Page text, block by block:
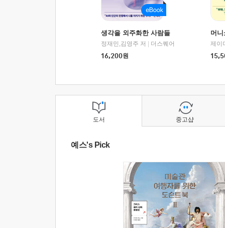
생각을 외주화한 사람들
정재민,김영주 저
더스퀘어
16,200원
머
도서
예스's Pick
중고샵